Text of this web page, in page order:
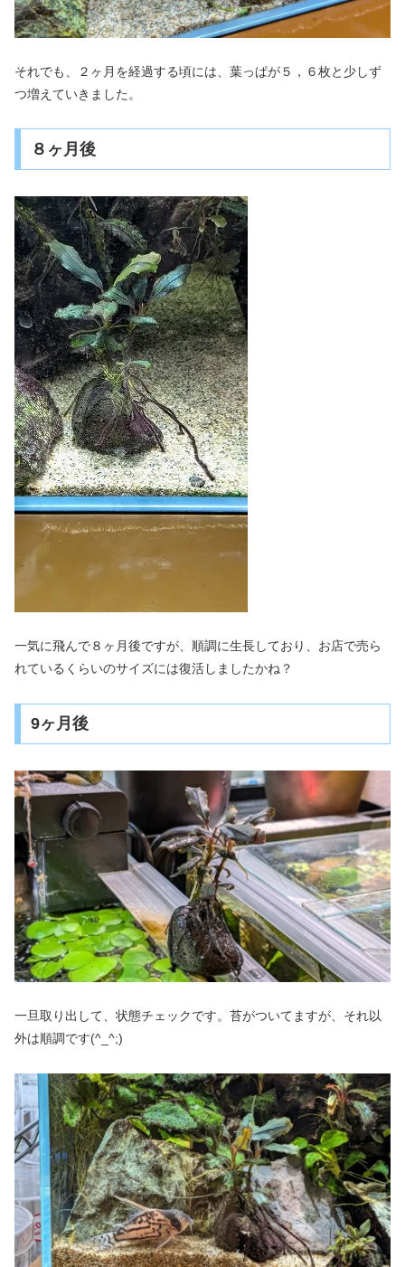
それでも、２ヶ月を経過する頃には、葉っぱが５，６枚と少しず
つ増えていきました。
８ヶ月後
一気に飛んで８ヶ月後ですが、順調に生長しており、お店で売ら
れているくらいのサイズには復活しましたかね？
9ヶ月後
一旦取り出して、状態チェックです。苔がついてますが、それ以
外は順調です(^_^;)